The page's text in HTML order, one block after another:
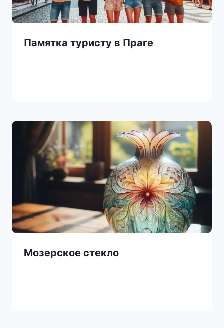
Памятка туристу в Праге
Мозерское стекло